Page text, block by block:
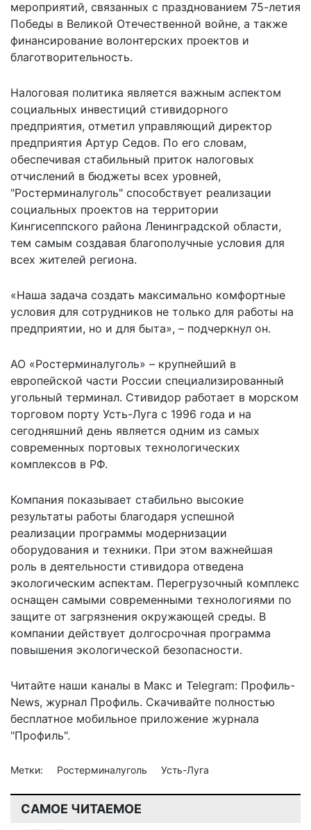
мероприятий, связанных с празднованием 75-летия
Победы в Великой Отечественной войне, а также
финансирование волонтерских проектов и
благотворительность.
Налоговая политика является важным аспектом
социальных инвестиций стивидорного
предприятия, отметил управляющий директор
предприятия Артур Седов. По его словам,
обеспечивая стабильный приток налоговых
отчислений в бюджеты всех уровней,
"Ростерминалуголь" способствует реализации
социальных проектов на территории
Кингисеппского района Ленинградской области,
тем самым создавая благополучные условия для
всех жителей региона.
«Наша задача создать максимально комфортные
условия для сотрудников не только для работы на
предприятии, но и для быта», – подчеркнул он.
АО «Ростерминалуголь» – крупнейший в
европейской части России специализированный
угольный терминал. Стивидор работает в морском
торговом порту Усть-Луга с 1996 года и на
сегодняшний день является одним из самых
современных портовых технологических
комплексов в РФ.
Компания показывает стабильно высокие
результаты работы благодаря успешной
реализации программы модернизации
оборудования и техники. При этом важнейшая
роль в деятельности стивидора отведена
экологическим аспектам. Перегрузочный комплекс
оснащен самыми современными технологиями по
защите от загрязнения окружающей среды. В
компании действует долгосрочная программа
повышения экологической безопасности.
Читайте наши каналы в Макс и Telegram: Профиль-
News, журнал Профиль. Скачивайте полностью
бесплатное мобильное приложение журнала
"Профиль".
Метки: Ростерминалуголь Усть-Луга
САМОЕ ЧИТАЕМОЕ